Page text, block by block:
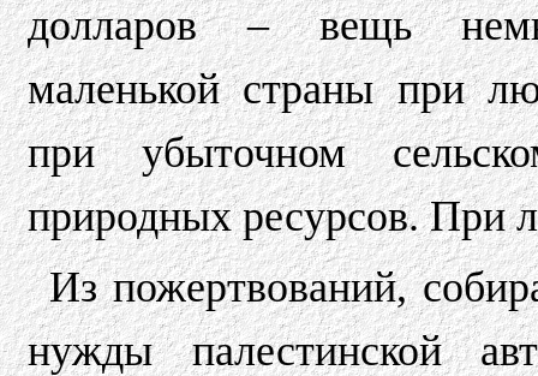
долларов – вещь
маленькой страны при
при убыточном
природных ресурсов. При
Из пожертвований,
нужды палестинской